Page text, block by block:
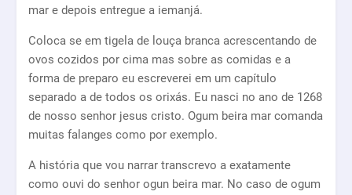
mar e depois entregue a iemanjá.
Coloca se em tigela de louça branca acrescentando de
ovos cozidos por cima mas sobre as comidas e a
forma de preparo eu escreverei em um capítulo
separado a de todos os orixás. Eu nasci no ano de 1268
de nosso senhor jesus cristo. Ogum beira mar comanda
muitas falanges como por exemplo.
A história que vou narrar transcrevo a exatamente
como ouvi do senhor ogun beira mar. No caso de ogum